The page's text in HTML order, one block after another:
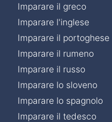
Imparare il greco
Imparare l'inglese
Imparare il portoghese
Imparare il rumeno
Imparare il russo
Imparare lo sloveno
Imparare lo spagnolo
Imparare il tedesco